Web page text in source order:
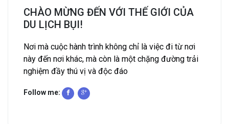
CHÀO MỪNG ĐẾN VỚI THẾ GIỚI CỦA
DU LỊCH BỤI!
Nơi mà cuộc hành trình không chỉ là việc đi từ nơi
này đến nơi khác, mà còn là một chặng đường trải
nghiệm đầy thú vị và độc đáo
Follow me: